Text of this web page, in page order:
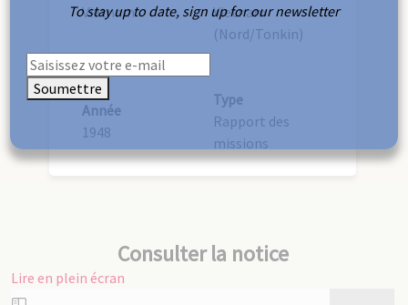
Vietnam
Vietnam
(Nord/Tonkin)
Année
1948
Type
Rapport des
missions
Consulter la notice
Lire en plein écran
Aller
To stay up to date, sign up for our newsletter
Soumettre